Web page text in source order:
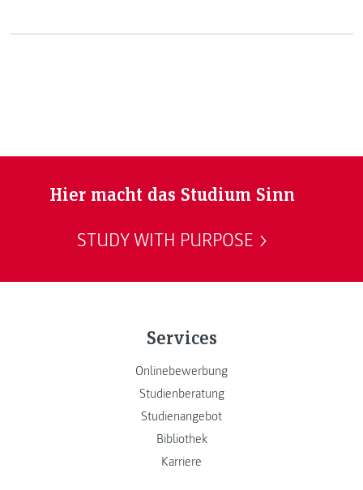
Hier macht das Studium Sinn
STUDY WITH PURPOSE
Services
Onlinebewerbung
Studienberatung
Studienangebot
Bibliothek
Karriere